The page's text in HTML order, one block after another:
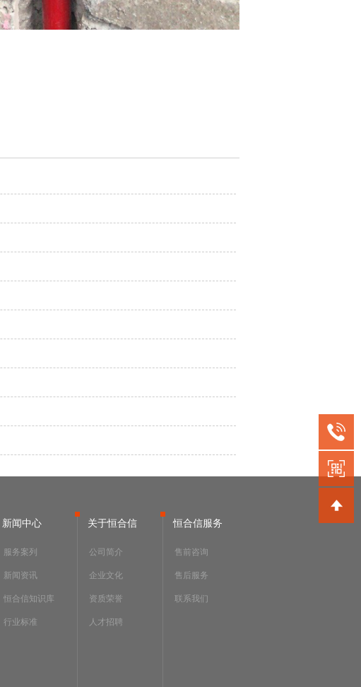
新闻中心
服务案列
新闻资讯
恒合信知识库
行业标准
关于恒合信
公司简介
企业文化
资质荣誉
人才招聘
恒合信服务
售前咨询
售后服务
联系我们